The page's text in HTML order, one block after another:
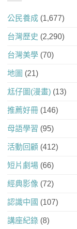
公民養成 (1,677)
台灣歷史 (2,290)
台灣美學 (70)
地圖 (21)
尪仔圖(漫畫) (13)
推薦好冊 (146)
母語學習 (95)
活動回顧 (412)
短片劇場 (66)
經典影像 (72)
認識中國 (107)
講座紀錄 (8)